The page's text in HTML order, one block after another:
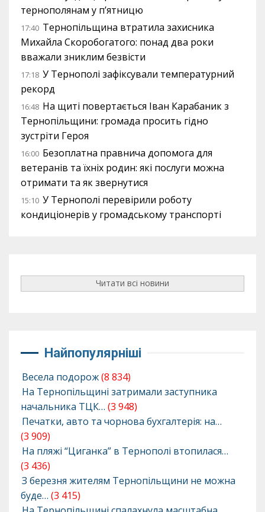
тернополянам у п’ятницю
17:40 Тернопільщина втратила захисника
Михайла Скоробогатого: понад два роки
вважали зниклим безвісти
17:18 У Тернополі зафіксували температурний
рекорд
16:48 На щиті повертається Іван Карабаник з
Тернопільщини: громада просить гідно
зустріти Героя
16:00 Безоплатна правнича допомога для
ветеранів та їхніх родин: які послуги можна
отримати та як звернутися
15:10 У Тернополі перевірили роботу
кондиціонерів у громадському транспорті
Читати всі новини
Найпопулярніші
Весела подорож(8 834)
На Тернопільщині затримали заступника
начальника ТЦК… (3 948)
Печатки, авто та чорнова бухгалтерія: на…
(3 909)
На пляжі “Циганка” в Тернополі втопилася…
(3 436)
З березня жителям Тернопільщини не можна
буде… (3 415)